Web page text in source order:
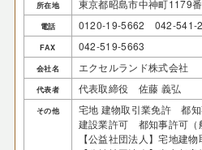
所在地 東京都昭島市中神町1179
電話 0120-19-5662 042-541-
FAX 042-519-5663
会社名 エクセルランド株式会社
代表者 代表取締役 佐藤 義弘
その他
宅地 建物取引業免許 都
建設業許可 都知事許可（
【公益社団法人】宅地建